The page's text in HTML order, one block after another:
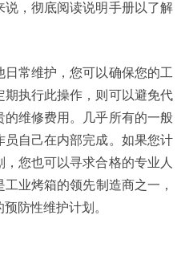
说，彻底阅读说明手册以了解
常维护，您可以确保您的工
期执行此操作，则可以避免代
维修费用。几乎所有的一般
自己在内部完成。如果您计
您也可以寻求合格的专业人
工业烤箱的领先制造商之一，
防性维护计划。